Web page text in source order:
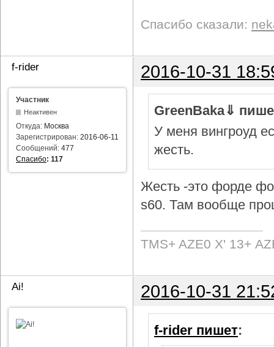
Спасибо сказали:
f-rider 2016-10-31
Участник
Неактивен
Откуда: Москва
Зарегистрирован: 2016-06-11
Сообщений: 477
Спасибо: 117
GreenBaka⇓
У меня вингроуд
жесть.
Жесть -это форде
s60. Там вообще
TMS+ AZE0 Х' 13+
Ai! 2016-10-31
f-rider пишет: